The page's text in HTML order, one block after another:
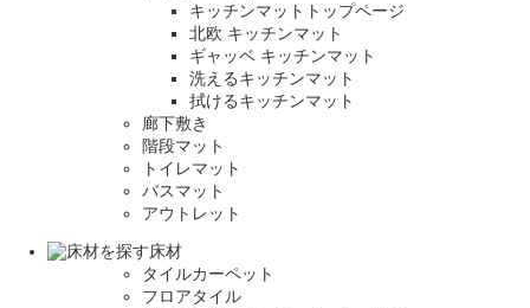
キッチンマットトップページ
北欧 キッチンマット
ギャッベ キッチンマット
洗えるキッチンマット
拭けるキッチンマット
廊下敷き
階段マット
トイレマット
バスマット
アウトレット
床材
タイルカーペット
フロアタイル